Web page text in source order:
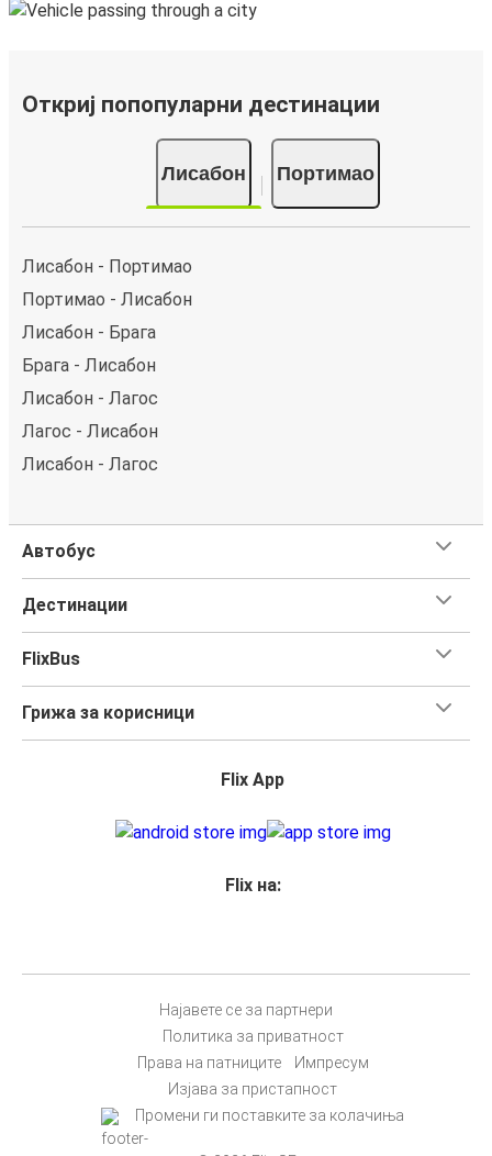
Откриј попопуларни дестинации
Лисабон Портимао
Лисабон - Портимао
Портимао - Лисабон
Лисабон - Брага
Брага - Лисабон
Лисабон - Лагос
Лагос - Лисабон
Лисабон - Лагос
Автобус
Дестинации
FlixBus
Грижа за корисници
Flix App
Flix на:
Најавете се за партнери
Политика за приватност
Права на патниците
Импресум
Изјава за пристапност
Промени ги поставките за колачиња